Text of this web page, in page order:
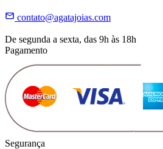
contato@agatajoias.com
De segunda a sexta, das 9h às 18h
Pagamento
Segurança